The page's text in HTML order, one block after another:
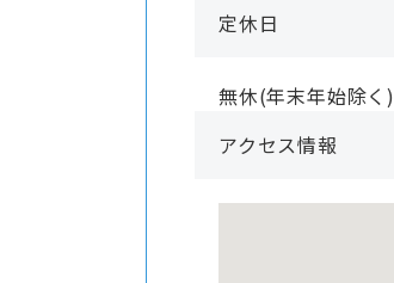
定休日
無休(年末年始除く)
アクセス情報